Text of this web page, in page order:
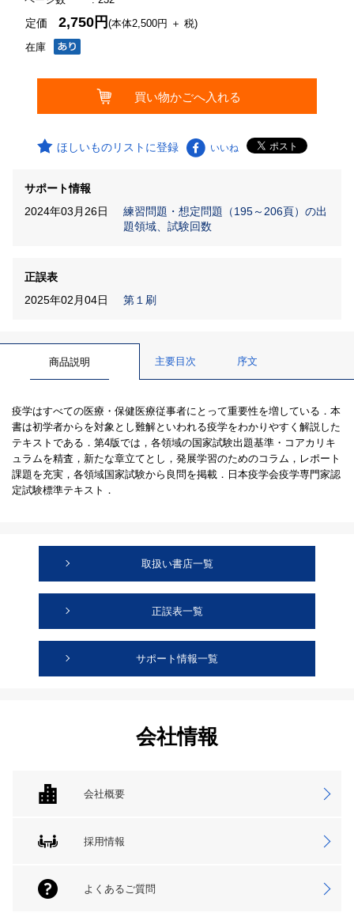
在庫
定価2,750円(本体2,500円 ＋ 税)
ほしいものリストに登録 いいね
サポート情報
2024年03月26日
練習問題・想定問題（195～206頁）の出
題領域、試験回数
正誤表
2025年02月04日
第１刷
商品説明 主要目次 序文
疫学はすべての医療・保健医療従事者にとって重要性を増している．本
書は初学者からを対象とし難解といわれる疫学をわかりやすく解説した
テキストである．第4版では，各領域の国家試験出題基準・コアカリキ
ュラムを精査，新たな章立てとし，発展学習のためのコラム，レポート
課題を充実，各領域国家試験から良問を掲載．日本疫学会疫学専門家認
定試験標準テキスト．
取扱い書店一覧
正誤表一覧
サポート情報一覧
会社情報
会社概要
採用情報
よくあるご質問